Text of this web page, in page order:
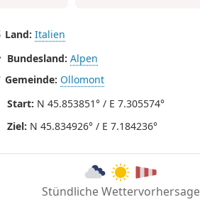
Land: Italien
Bundesland: Alpen
Gemeinde: Ollomont
Start: N 45.853851° / E 7.305574°
Ziel: N 45.834926° / E 7.184236°
Stündliche Wettervorhersage